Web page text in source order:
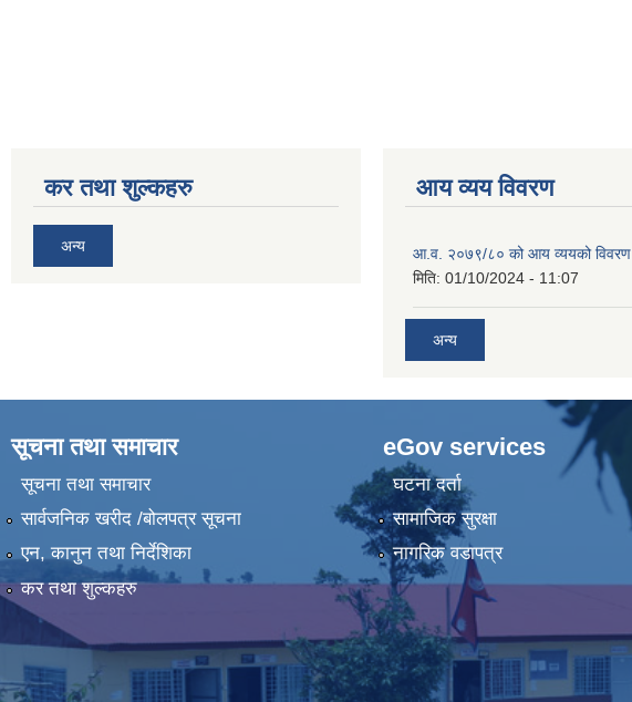
कर तथा शुल्कहरु
अन्य
आय व्यय विवरण
आ.व. २०७९/८० को आय व्ययको विवरण
मिति: 01/10/2024 - 11:07
अन्य
सूचना तथा समाचार
सूचना तथा समाचार
सार्वजनिक खरीद /बोलपत्र सूचना
एन, कानुन तथा निर्देशिका
कर तथा शुल्कहरु
eGov services
घटना दर्ता
सामाजिक सुरक्षा
नागरिक वडापत्र